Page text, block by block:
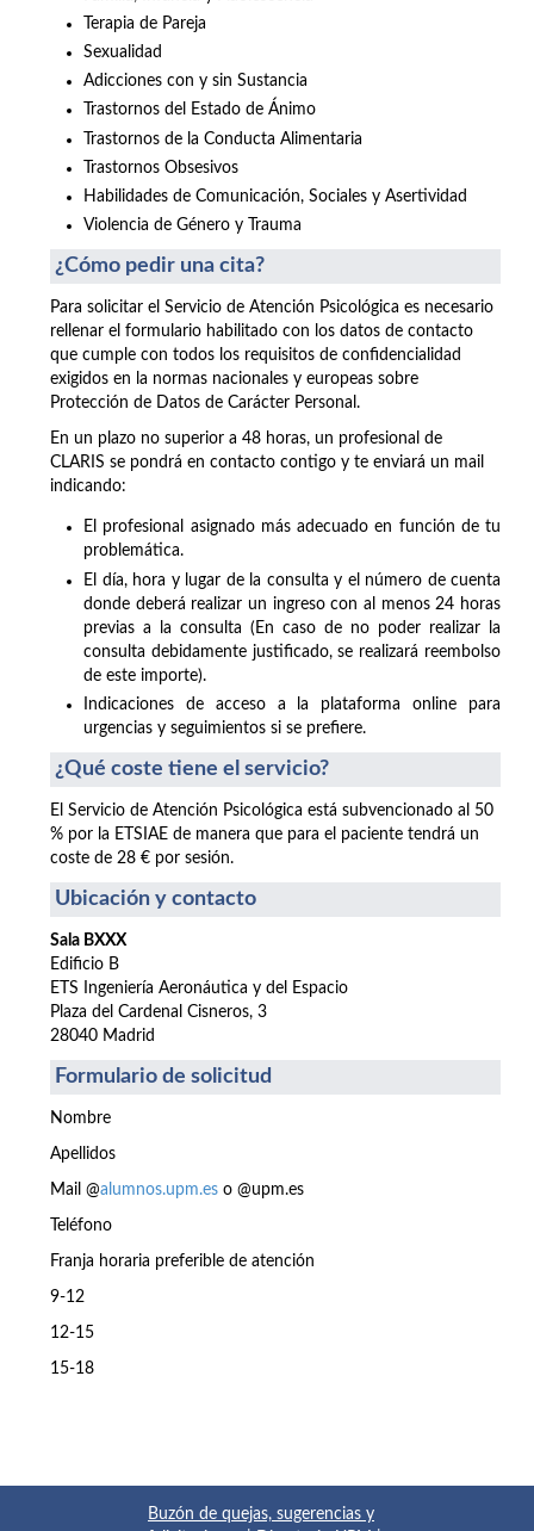
Terapia de Pareja
Sexualidad
Adicciones con y sin Sustancia
Trastornos del Estado de Ánimo
Trastornos de la Conducta Alimentaria
Trastornos Obsesivos
Habilidades de Comunicación, Sociales y Asertividad
Violencia de Género y Trauma
¿Cómo pedir una cita?
Para solicitar el Servicio de Atención Psicológica es necesario
rellenar el formulario habilitado con los datos de contacto
que cumple con todos los requisitos de confidencialidad
exigidos en la normas nacionales y europeas sobre
Protección de Datos de Carácter Personal.
En un plazo no superior a 48 horas, un profesional de
CLARIS se pondrá en contacto contigo y te enviará un mail
indicando:
El profesional asignado más adecuado en función de tu
problemática.
El día, hora y lugar de la consulta y el número de cuenta
donde deberá realizar un ingreso con al menos 24 horas
previas a la consulta (En caso de no poder realizar la
consulta debidamente justificado, se realizará reembolso
de este importe).
Indicaciones de acceso a la plataforma online para
urgencias y seguimientos si se prefiere.
¿Qué coste tiene el servicio?
El Servicio de Atención Psicológica está subvencionado al 50
% por la ETSIAE de manera que para el paciente tendrá un
coste de 28 € por sesión.
Ubicación y contacto
Sala BXXX
Edificio B
ETS Ingeniería Aeronáutica y del Espacio
Plaza del Cardenal Cisneros, 3
28040 Madrid
Formulario de solicitud
Nombre
Apellidos
Mail @alumnos.upm.es o @upm.es
Teléfono
Franja horaria preferible de atención
9-12
12-15
15-18
Buzón de quejas, sugerencias y